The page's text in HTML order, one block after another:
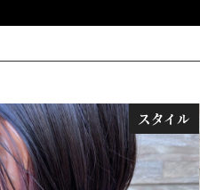
スタイル